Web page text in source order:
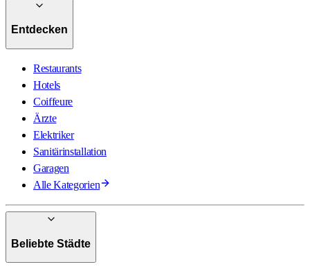
Entdecken
Restaurants
Hotels
Coiffeure
Ärzte
Elektriker
Sanitärinstallation
Garagen
Alle Kategorien
Beliebte Städte